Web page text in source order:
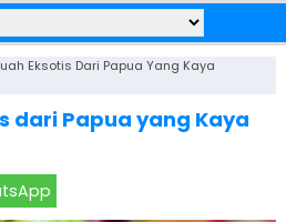
Eksotis Dari Papua Yang Kaya
dari Papua yang Kaya